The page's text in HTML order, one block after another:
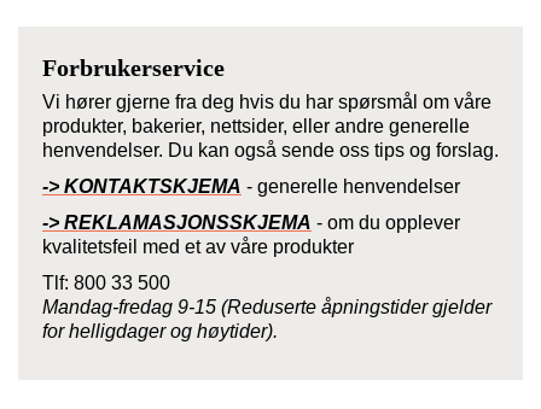
Forbrukerservice
Vi hører gjerne fra deg hvis du har spørsmål om våre
produkter, bakerier, nettsider, eller andre generelle
henvendelser. Du kan også sende oss tips og forslag.
-> KONTAKTSKJEMA - generelle henvendelser
-> REKLAMASJONSSKJEMA - om du opplever
kvalitetsfeil med et av våre produkter
Tlf: 800 33 500
Mandag-fredag 9-15 (Reduserte åpningstider gjelder
for helligdager og høytider).